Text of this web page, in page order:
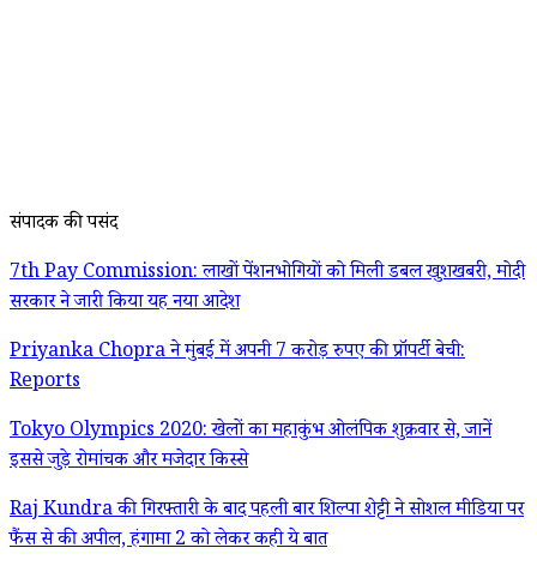
संपादक की पसंद
7th Pay Commission: लाखों पेंशनभोगियों को मिली डबल खुशखबरी, मोदी
सरकार ने जारी किया यह नया आदेश
Priyanka Chopra ने मुंबई में अपनी 7 करोड़ रुपए की प्रॉपर्टी बेची:
Reports
Tokyo Olympics 2020: खेलों का महाकुंभ ओलंपिक शुक्रवार से, जानें
इससे जुड़े रोमांचक और मजेदार किस्से
Raj Kundra की गिरफ्तारी के बाद पहली बार शिल्पा शेट्टी ने सोशल मीडिया पर
फैंस से की अपील, हंगामा 2 को लेकर कही ये बात